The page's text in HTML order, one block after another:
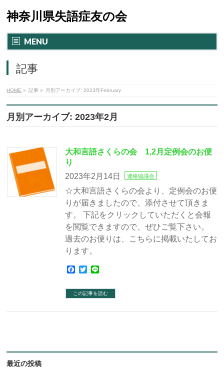
神奈川県失語症友の会
MENU
記事
HOME » 記事 » 月別アーカイブ: 2023年February
月別アーカイブ: 2023年2月
大和言語さくらの会 1,2月定例会のお便
り
2023年2月14日
連絡協議会
☆大和言語さくらの会より、定例会のお便
りが届きましたので、添付させて頂きま
す。 下記をクリックしていただくと会報
を閲覧できますので、ぜひご覧下さい。
過去のお便りは、こちらに掲載いたしてお
ります。
Facebook
Twitter
この記事を読む
最近の投稿